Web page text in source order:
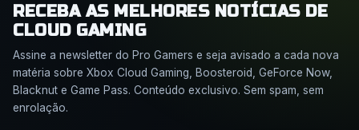
RECEBA AS MELHORES NOTÍCIAS DE
CLOUD GAMING
Assine a newsletter do Pro Gamers e seja avisado a cada nova
matéria sobre Xbox Cloud Gaming, Boosteroid, GeForce Now,
Blacknut e Game Pass. Conteúdo exclusivo. Sem spam, sem
enrolação.